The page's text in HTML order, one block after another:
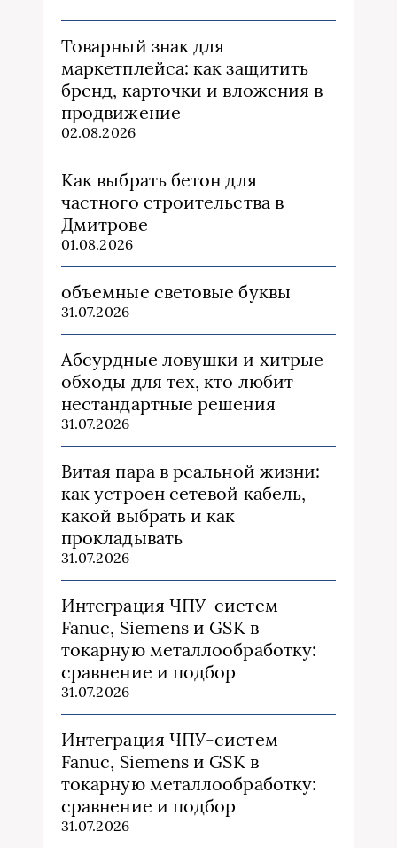
Товарный знак для
маркетплейса: как защитить
бренд, карточки и вложения в
продвижение
02.08.2026
Как выбрать бетон для
частного строительства в
Дмитрове
01.08.2026
объемные световые буквы
31.07.2026
Абсурдные ловушки и хитрые
обходы для тех, кто любит
нестандартные решения
31.07.2026
Витая пара в реальной жизни:
как устроен сетевой кабель,
какой выбрать и как
прокладывать
31.07.2026
Интеграция ЧПУ-систем
Fanuc, Siemens и GSK в
токарную металлообработку:
сравнение и подбор
31.07.2026
Интеграция ЧПУ-систем
Fanuc, Siemens и GSK в
токарную металлообработку:
сравнение и подбор
31.07.2026